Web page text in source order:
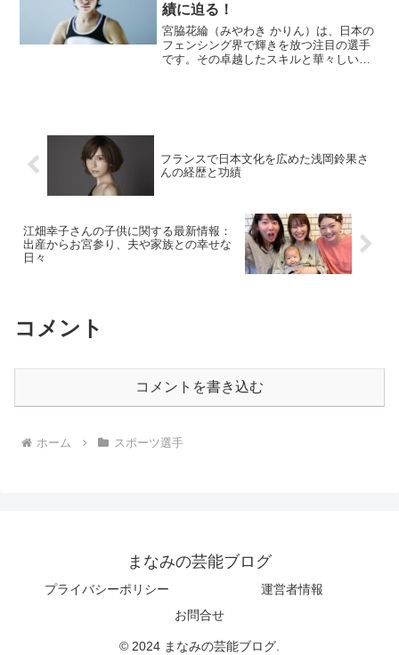
績に迫る！
宮脇花綸（みやわき かりん）は、日本の
フェンシング界で輝きを放つ注目の選手
です。その卓越したスキルと華々しい経
フランスで日本文化を広めた浅岡鈴果さ
んの経歴と功績
江畑幸子さんの子供に関する最新情報：
出産からお宮参り、夫や家族との幸せな
日々
コメント
コメントを書き込む
ホーム スポーツ選手
まなみの芸能ブログ
プライバシーポリシー
運営者情報
お問合せ
© 2024 まなみの芸能ブログ.